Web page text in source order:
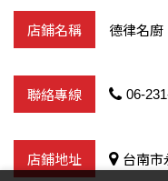
德律名廚
06-
台南市